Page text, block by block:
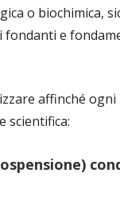
o biochimica,
fondanti e
affinché
scientifica: